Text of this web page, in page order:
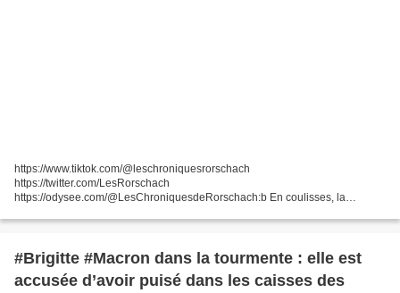
https://www.tiktok.com/@leschroniquesrorschach
https://twitter.com/LesRorschach
https://odysee.com/@LesChroniquesdeRorschach:b En coulisses, la
Rester libre ! N'oubliez pas de...
#Brigitte #Macron dans la tourmente : elle est
accusée d’avoir puisé dans les caisses des